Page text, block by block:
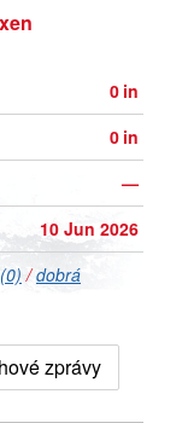
0 in
0 in
—
10 Jun 2026
/dobrá
zprávy